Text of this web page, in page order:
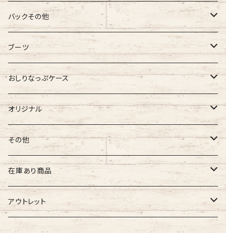
バギーマーク
バギーマーク
吸盤付バギーマーク
バギーマークミニ
両面マークいり
オリジナル
バギーマークミニ
吸盤バギーマーク
バギーマークミニ
両面バギーマーク
オリジナル
ぷちまる
バギーマークプチ
バギーマークプチ ボールチェーン
バギーマークプチ ストラップ
オリジナル
ぷちまる
くるくるぷち
吸盤バギーマーク
バギーマークミニ
バギーマークプチ
吸盤バギーマーク
バギーマークナノ
オリジナル
ネズミ
オリジナル
バギーマーク
バギーマークプチ
ステッカー
バックその他
バギーポケット
バギーポケット レギュラー
バギーポケット 大
チャーム
バギーチャーム
イニシャルチャーム
診察ファイルバック
ブーツ
オリジナル
Sサイズ
Mサイズ
Lサイズ
XLサイズ
XXLサイズ
ブーツ
Sサイズ
XXLサイズ
おしりなっぷケース
おしりナップケース 縦型
おしりナップケース 横型
オリジナル
バギーマーク
バギーマークレギュラーサイズ
バギーマークミニ
バギーマークナノ
おしりナップケース
縦型ストラップ
横型ストラップ
その他
イニシャルチャーム
その他
ネームホルダー
nanoまる
chibi
在庫あり商品
バギーマーク
ミニサイズ
アウトレット